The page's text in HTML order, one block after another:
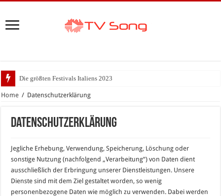
Die größten Festivals Italiens 2023
Home / Datenschutzerklärung
Datenschutzerklärung
Jegliche Erhebung, Verwendung, Speicherung, Löschung oder
sonstige Nutzung (nachfolgend „Verarbeitung“) von Daten dient
ausschließlich der Erbringung unserer Dienstleistungen. Unsere
Dienste sind mit dem Ziel gestaltet worden, so wenig
personenbezogene Daten wie möglich zu verwenden. Dabei werden